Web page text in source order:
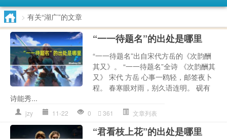
> 有关“湖广”的文章
“一一待题名”的出处是哪里
“一一待题名”出自宋代方岳的《次韵酬
其又》。 “一一待题名”全诗 《次韵酬其
又》 宋代 方岳 心事一鸥轻，邮签夜卜
程。 春寒眼对雨，别久语连明。 砚有
诗能秀...
jzy 11-22 0 361 文章列表
“君看枝上花”的出处是哪里